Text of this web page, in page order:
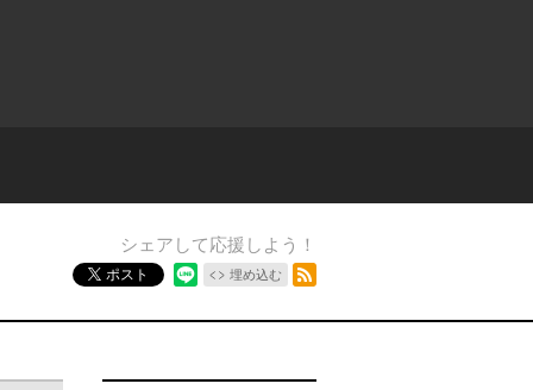
シェアして応援しよう！
ポスト 埋め込む